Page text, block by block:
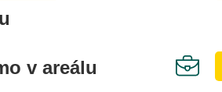
v areálu